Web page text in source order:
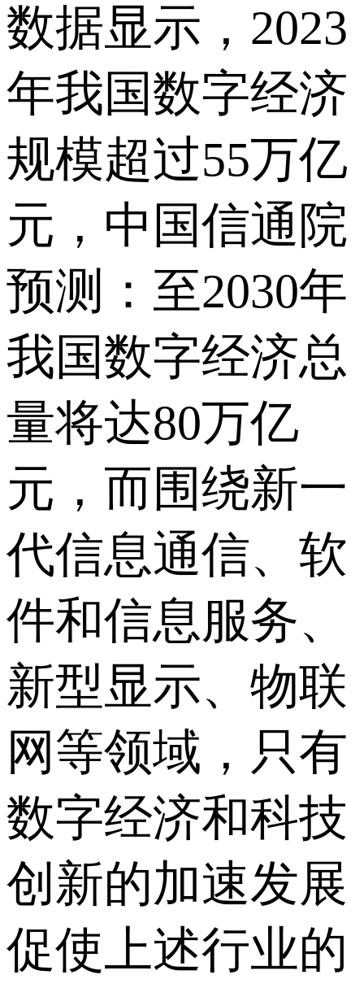
数据显示，2023
年我国数字经济
规模超过55万亿
元，中国信通院
预测：至2030年
我国数字经济总
量将达80万亿
元，而围绕新一
代信息通信、软
件和信息服务、
新型显示、物联
网等领域，只有
数字经济和科技
创新的加速发展
促使上述行业的